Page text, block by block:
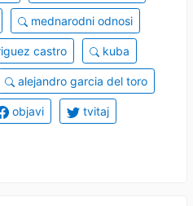
mednarodni odnosi
castro kuba
alejandro garcia del toro
objavi tvitaj